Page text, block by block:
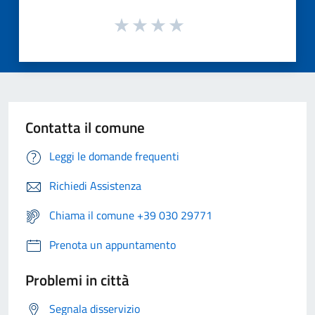
Contatta il comune
Leggi le domande frequenti
Richiedi Assistenza
Chiama il comune +39 030 29771
Prenota un appuntamento
Problemi in città
Segnala disservizio